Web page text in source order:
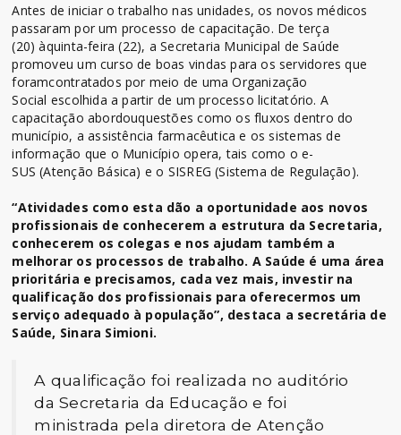
Antes de iniciar o trabalho nas unidades, os novos médicos
passaram por um processo de capacitação. De terça
(20) àquinta-feira (22), a Secretaria Municipal de Saúde
promoveu um curso de boas vindas para os servidores que
foramcontratados por meio de uma Organização
Social escolhida a partir de um processo licitatório. A
capacitação abordouquestões como os fluxos dentro do
município, a assistência farmacêutica e os sistemas de
informação que o Município opera, tais como o e-
SUS (Atenção Básica) e o SISREG (Sistema de Regulação).
“Atividades como esta dão a oportunidade aos novos
profissionais de conhecerem a estrutura da Secretaria,
conhecerem os colegas e nos ajudam também a
melhorar os processos de trabalho. A Saúde é uma área
prioritária e precisamos, cada vez mais, investir na
qualificação dos profissionais para oferecermos um
serviço adequado à população”, destaca a secretária de
Saúde, Sinara Simioni.
A qualificação foi realizada no auditório
da Secretaria da Educação e foi
ministrada pela diretora de Atenção